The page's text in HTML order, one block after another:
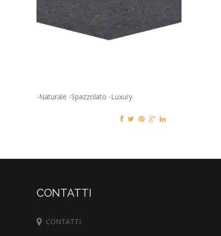
-Naturale -Spazzolato -Luxury
CONTATTI
CONTATTI